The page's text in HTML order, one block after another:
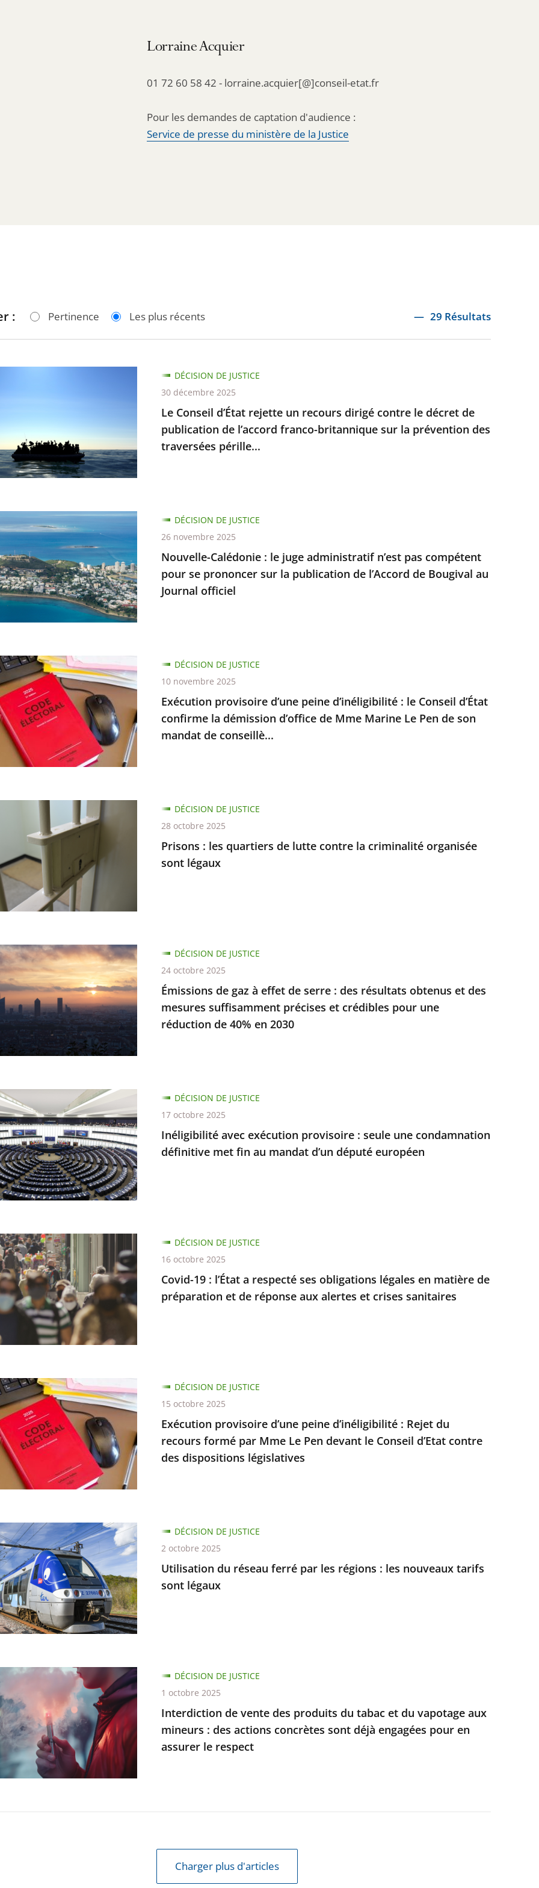
Lorraine Acquier
01 72 60 58 42 - lorraine.acquier[@]conseil-etat.fr
Pour les demandes de captation d'audience :
Service de presse du ministère de la Justice
: Pertinence Les plus récents 29 Résultats
Le Conseil d’État rejette un recours dirigé contre le décret de
publication de l’accord franco-britannique sur la prévention des
traversées pérille...
DÉCISION DE JUSTICE
30 décembre 2025
Nouvelle-Calédonie : le juge administratif n’est pas compétent
pour se prononcer sur la publication de l’Accord de Bougival au
Journal officiel
DÉCISION DE JUSTICE
26 novembre 2025
Exécution provisoire d’une peine d’inéligibilité : le Conseil d’État
confirme la démission d’office de Mme Marine Le Pen de son
mandat de conseillè...
DÉCISION DE JUSTICE
10 novembre 2025
Prisons : les quartiers de lutte contre la criminalité organisée
sont légaux
DÉCISION DE JUSTICE
28 octobre 2025
Émissions de gaz à effet de serre : des résultats obtenus et des
mesures suffisamment précises et crédibles pour une
réduction de 40% en 2030
DÉCISION DE JUSTICE
24 octobre 2025
Inéligibilité avec exécution provisoire : seule une condamnation
définitive met fin au mandat d’un député européen
DÉCISION DE JUSTICE
17 octobre 2025
Covid-19 : l’État a respecté ses obligations légales en matière de
préparation et de réponse aux alertes et crises sanitaires
DÉCISION DE JUSTICE
16 octobre 2025
Exécution provisoire d’une peine d’inéligibilité : Rejet du
recours formé par Mme Le Pen devant le Conseil d’Etat contre
des dispositions législatives
DÉCISION DE JUSTICE
15 octobre 2025
Utilisation du réseau ferré par les régions : les nouveaux tarifs
sont légaux
DÉCISION DE JUSTICE
2 octobre 2025
Interdiction de vente des produits du tabac et du vapotage aux
mineurs : des actions concrètes sont déjà engagées pour en
assurer le respect
DÉCISION DE JUSTICE
1 octobre 2025
Charger plus d'articles